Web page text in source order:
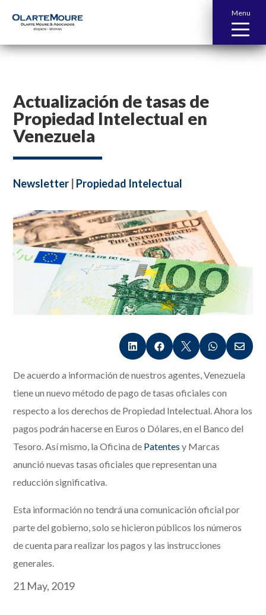
Menu
Actualización de tasas de
Propiedad Intelectual en
Venezuela
Newsletter Propiedad Intelectual
    
De acuerdo a información de nuestros agentes, Venezuela
tiene un nuevo método de pago de tasas oficiales con
respecto a los derechos de Propiedad Intelectual. Ahora los
pagos podrán hacerse en Euros o Dólares, en el Banco del
Tesoro. Así mismo, la Oficina de Patentes y Marcas
anunció nuevas tasas oficiales que representan una
reducción significativa.
Esta información no tendrá una comunicación oficial por
parte del gobierno, solo se hicieron públicos los números
de cuenta para realizar los pagos y las instrucciones
generales.
21 May, 2019